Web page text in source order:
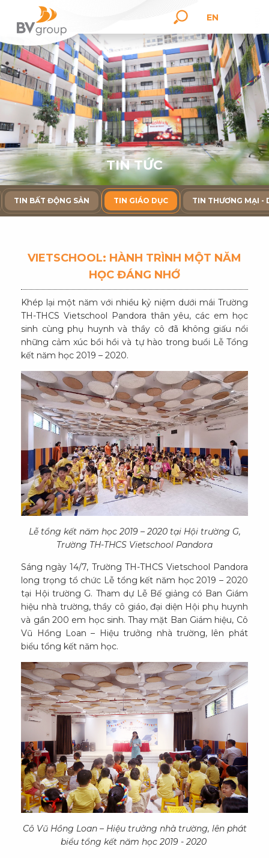
EN
TIN TỨC
TIN BẤT ĐỘNG SẢN TIN GIÁO DỤC TIN THƯƠNG MẠI -
VIETSCHOOL: HÀNH TRÌNH MỘT NĂM
HỌC ĐÁNG NHỚ
Khép lại một năm với nhiều kỷ niệm dưới mái Trường
TH-THCS Vietschool Pandora thân yêu, các em học
sinh cùng phụ huynh và thầy cô đã không giấu nổi
những cảm xúc bồi hồi và tự hào trong buổi Lễ Tổng
kết năm học 2019 – 2020.
Lễ tổng kết năm học 2019 – 2020 tại Hội trường G,
Trường TH-THCS Vietschool Pandora
Sáng ngày 14/7, Trường TH-THCS Vietschool Pandora
long trọng tổ chức Lễ tổng kết năm học 2019 – 2020
tại Hội trường G. Tham dự Lễ Bế giảng có Ban Giám
hiệu nhà trường, thầy cô giáo, đại diện Hội phụ huynh
và gần 200 em học sinh. Thay mặt Ban Giám hiệu, Cô
Vũ Hồng Loan – Hiệu trưởng nhà trường, lên phát
biểu tổng kết năm học.
Cô Vũ Hồng Loan – Hiệu trưởng nhà trường, lên phát
biểu tổng kết năm học 2019 - 2020